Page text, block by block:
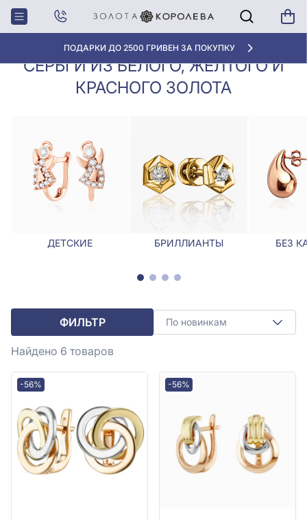
ПОДАРКИ ДО 2500 ГРИВЕН ЗА ПОКУПКУ
Главная Серьги
Серьги из белого, желтого и красного
золота
СЕРЬГИ ИЗ БЕЛОГО, ЖЕЛТОГО И
КРАСНОГО ЗОЛОТА
ДЕТСКИЕ БРИЛЛИАНТЫ БЕЗ
ФИЛЬТР По новинкам
Найдено 6 товаров
-56% -56%